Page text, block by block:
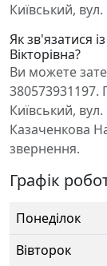
Київський,
Як зв'язатися
Вікторівна?
Ви можете
380573931197.
Київський,
Казаченкова
звернення.
Графік
Понеділок
Вівторок